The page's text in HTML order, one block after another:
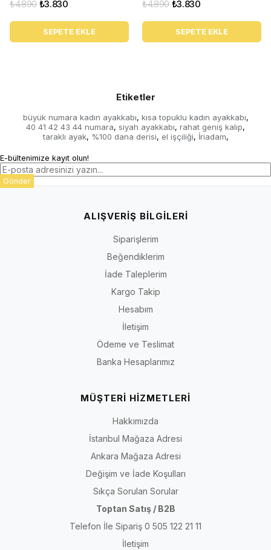
₺3.830
₺4.890
SEPETE EKLE
₺3.830
₺4.890
SEPETE EKLE
Etiketler
büyük numara kadın ayakkabı, kısa topuklu kadın ayakkabı,
40 41 42 43 44 numara, siyah ayakkabı, rahat geniş kalıp,
taraklı ayak, %100 dana derisi, el işçiliği, İriadam,
E-bültenimize kayıt olun!
Gönder
ALIŞVERİŞ BİLGİLERİ
Siparişlerim
Beğendiklerim
İade Taleplerim
Kargo Takip
Hesabım
İletişim
Ödeme ve Teslimat
Banka Hesaplarımız
MÜŞTERİ HİZMETLERİ
Hakkımızda
İstanbul Mağaza Adresi
Ankara Mağaza Adresi
Değişim ve İade Koşulları
Sıkça Sorulan Sorular
Toptan Satış / B2B
Telefon İle Sipariş 0 505 122 21 11
İletişim